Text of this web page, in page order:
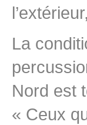
La
Nord est
« Ceux